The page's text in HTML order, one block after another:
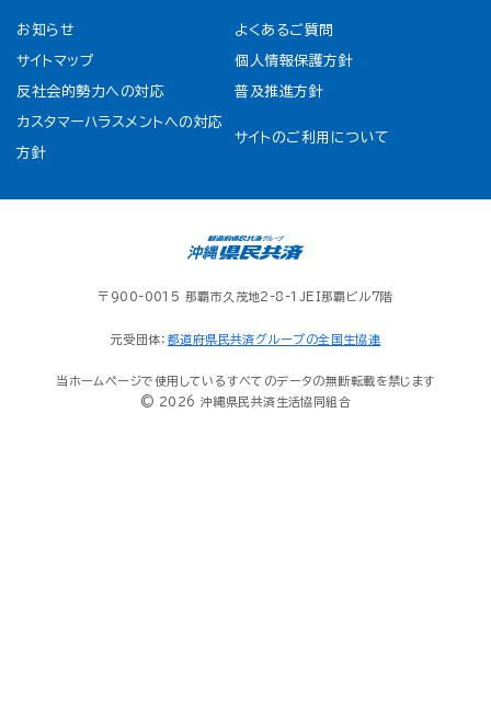
お知らせ よくあるご質問
サイトマップ 個人情報保護方針
反社会的勢力への対応 普及推進方針
カスタマーハラスメントへの対応
方針
サイトのご利用について
〒900-0015 那覇市久茂地2-8-1JEI那覇ビル7階
元受団体： 都道府県民共済グループの全国生協連
当ホームページで使用しているすべてのデータの無断転載を禁じます
© 2026 沖縄県民共済生活協同組合